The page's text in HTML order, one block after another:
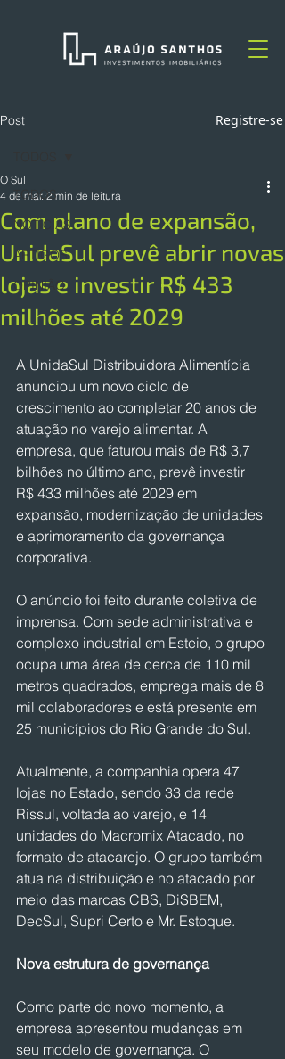
Post Registre-se
TODOS
NOTÍCIAS
ARTIGOS
OPINIÃO
Com plano de expansão,
UnidaSul prevê abrir novas
lojas e investir R$ 433
milhões até 2029
O Sul
4 de mar. 2 min de leitura
A UnidaSul Distribuidora Alimentícia
anunciou um novo ciclo de
crescimento ao completar 20 anos de
atuação no varejo alimentar. A
empresa, que faturou mais de R$ 3,7
bilhões no último ano, prevê investir
R$ 433 milhões até 2029 em
expansão, modernização de unidades
e aprimoramento da governança
corporativa.
O anúncio foi feito durante coletiva de
imprensa. Com sede administrativa e
complexo industrial em Esteio, o grupo
ocupa uma área de cerca de 110 mil
metros quadrados, emprega mais de 8
mil colaboradores e está presente em
25 municípios do Rio Grande do Sul.
Atualmente, a companhia opera 47
lojas no Estado, sendo 33 da rede
Rissul, voltada ao varejo, e 14
unidades do Macromix Atacado, no
formato de atacarejo. O grupo também
atua na distribuição e no atacado por
meio das marcas CBS, DiSBEM,
DecSul, Supri Certo e Mr. Estoque.
Nova estrutura de governança
Como parte do novo momento, a
empresa apresentou mudanças em
seu modelo de governança. O